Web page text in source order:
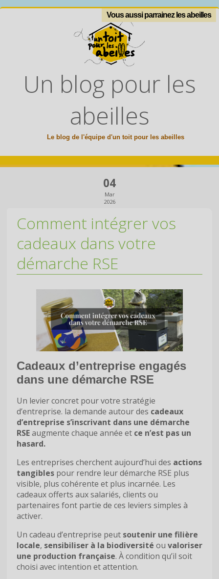
Vous aussi parrainez les abeilles
Un blog pour les
abeilles
Le blog de l'équipe d'un toit pour les abeilles
04
Mar
2026
Comment intégrer vos
cadeaux dans votre
démarche RSE
Cadeaux d’entreprise engagés
dans une démarche RSE
Un levier concret pour votre stratégie
d’entreprise. la demande autour des cadeaux
d’entreprise s’inscrivant dans une démarche
RSEaugmente chaque année et ce n’est pas un
hasard.
Les entreprises cherchent aujourd’hui des actions
tangibles pour rendre leur démarche RSE plus
visible, plus cohérente et plus incarnée. Les
cadeaux offerts aux salariés, clients ou
partenaires font partie de ces leviers simples à
activer.
Un cadeau d’entreprise peut soutenir une filière
locale, sensibiliser à la biodiversité ou valoriser
une production française. À condition qu’il soit
choisi avec intention et attention.